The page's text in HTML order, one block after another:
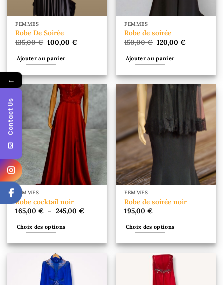
FEMMES
Robe De Soirée
135,00€ Le
prix
initial
était :
135,00 €.
100,00€Le
Ajouter au panier
FEMMES
Robe de soirée
150,00€ Le
prix
initial
était :
150,00 €.
120,00€Le
Ajouter au panier
FEMMES
Robe cocktail noir
165,00€ – 245,00€Plage
245,00 €
Choix des options
produit
plusieurs
variations.
FEMMES
Robe de soirée noir
195,00€
Choix des options
produit
plusieurs
variations.
←
Contact Us